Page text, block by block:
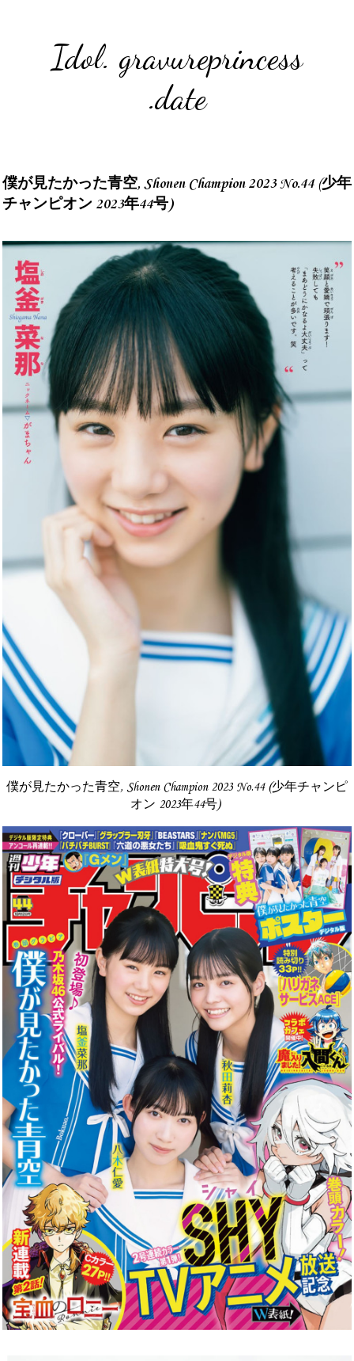
Idol. gravureprincess
.date
僕が見たかった青空, Shonen Champion 2023 No.44 (少年
チャンピオン 2023年44号)
僕が見たかった青空, Shonen Champion 2023 No.44 (少年チャンピ
オン 2023年44号)